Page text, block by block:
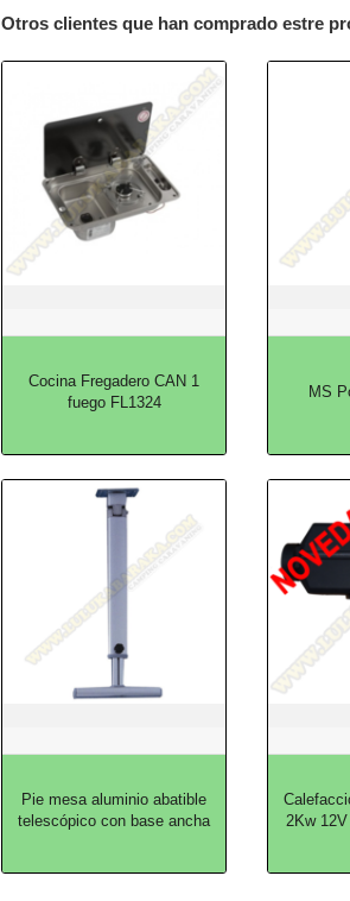
Otros clientes que han comprado estre
Cocina Fregadero CAN 1
fuego FL1324
MS
Pie mesa aluminio abatible
telescópico con base ancha
2Kw